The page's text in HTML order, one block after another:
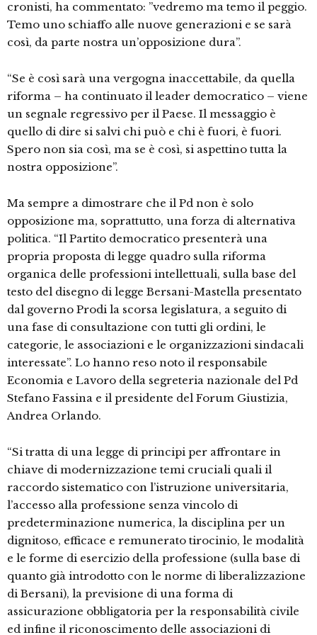
cronisti, ha commentato: ”vedremo ma temo il peggio.
Temo uno schiaffo alle nuove generazioni e se sarà
così, da parte nostra un’opposizione dura”.
“Se è così sarà una vergogna inaccettabile, da quella
riforma – ha continuato il leader democratico – viene
un segnale regressivo per il Paese. Il messaggio è
quello di dire si salvi chi può e chi è fuori, è fuori.
Spero non sia così, ma se è così, si aspettino tutta la
nostra opposizione”.
Ma sempre a dimostrare che il Pd non è solo
opposizione ma, soprattutto, una forza di alternativa
politica. “Il Partito democratico presenterà una
propria proposta di legge quadro sulla riforma
organica delle professioni intellettuali, sulla base del
testo del disegno di legge Bersani-Mastella presentato
dal governo Prodi la scorsa legislatura, a seguito di
una fase di consultazione con tutti gli ordini, le
categorie, le associazioni e le organizzazioni sindacali
interessate”. Lo hanno reso noto il responsabile
Economia e Lavoro della segreteria nazionale del Pd
Stefano Fassina e il presidente del Forum Giustizia,
Andrea Orlando.
“Si tratta di una legge di principi per affrontare in
chiave di modernizzazione temi cruciali quali il
raccordo sistematico con l’istruzione universitaria,
l’accesso alla professione senza vincolo di
predeterminazione numerica, la disciplina per un
dignitoso, efficace e remunerato tirocinio, le modalità
e le forme di esercizio della professione (sulla base di
quanto già introdotto con le norme di liberalizzazione
di Bersani), la previsione di una forma di
assicurazione obbligatoria per la responsabilità civile
ed infine il riconoscimento delle associazioni di